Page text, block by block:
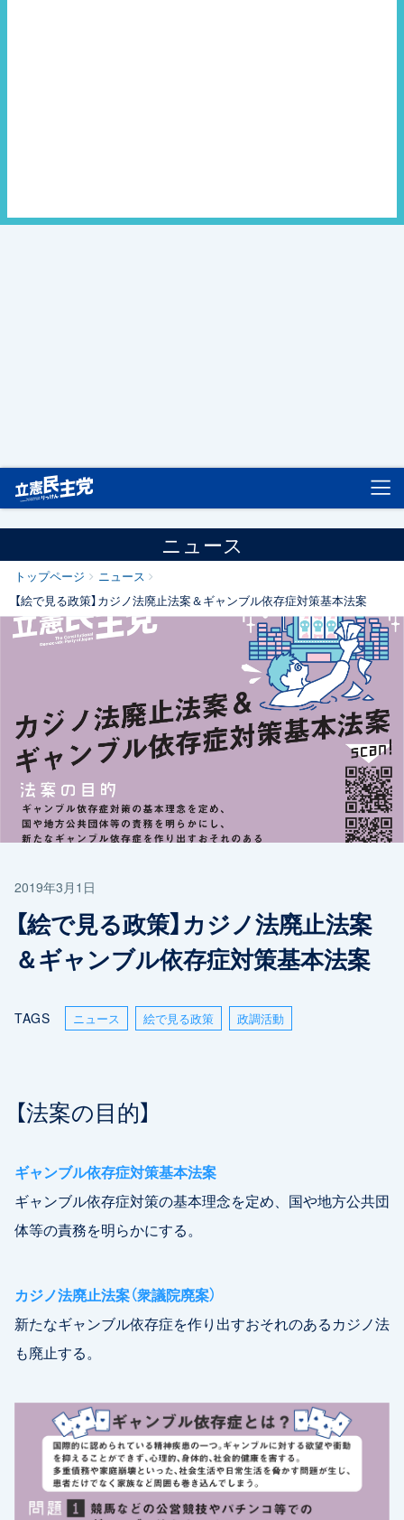
ニュース
トップページ
ニュース
【絵で見る政策】カジノ法廃止法案＆ギャンブル依存症対策基本法案
2019年3月1日
【絵で見る政策】カジノ法廃止法案
＆ギャンブル依存症対策基本法案
TAGS ニュース 絵で見る政策 政調活動
【法案の目的】
ギャンブル依存症対策基本法案
ギャンブル依存症対策の基本理念を定め、国や地方公共団
体等の責務を明らかにする。
カジノ法廃止法案（衆議院廃案）
新たなギャンブル依存症を作り出すおそれのあるカジノ法
も廃止する。